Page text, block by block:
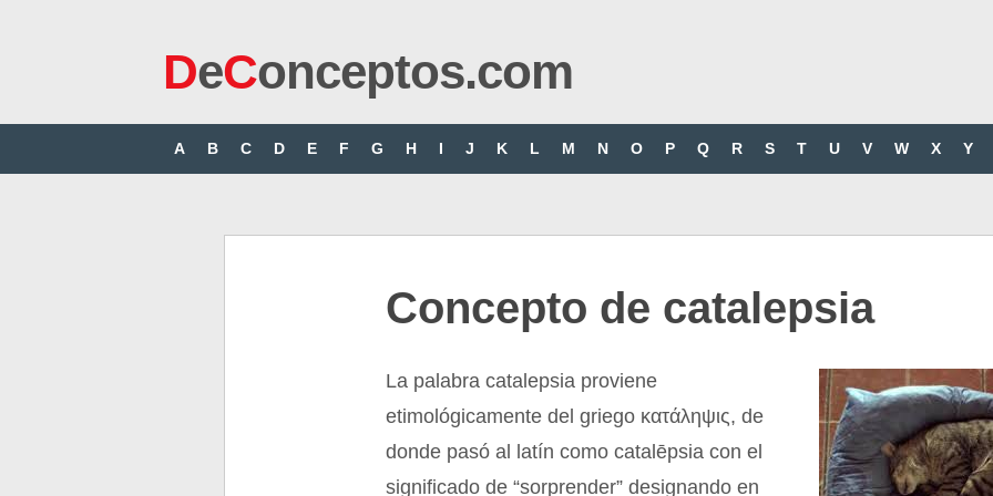
DeConceptos.com
A B C D E F G H I J K L M N O P Q R S T U V W X Y
Concepto de catalepsia
La palabra catalepsia proviene
etimológicamente del griego κατάληψις, de
donde pasó al latín como catalēpsia con el
significado de “sorprender” designando en